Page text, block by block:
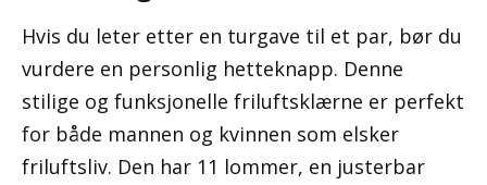
Hvis du leter etter en turgave til et par, bør du
vurdere en personlig hetteknapp. Denne
stilige og funksjonelle friluftsklærne er perfekt
for både mannen og kvinnen som elsker
friluftsliv. Den har 11 lommer, en justerbar